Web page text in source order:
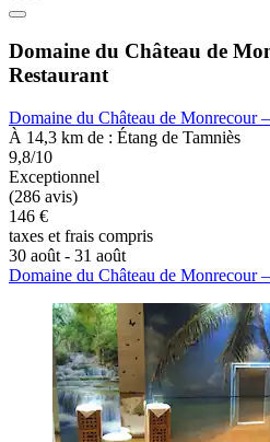
Domaine du Château de
Restaurant
Domaine du Château de Monrecour
À 14,3 km de : Étang de Tamniès
9,8/10
Exceptionnel
(286 avis)
146 €
taxes et frais compris
30 août - 31 août
Domaine du Château de Monrecour